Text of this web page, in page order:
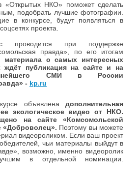
«Открытых НКО» поможет сделать
подобрать лучшие фотографии.
в конкурсе, будут появляться в
проекта.
проводится при поддержке
правда», по его итогам
материала о самых интересных
ждёт публикация на сайте и на
СМИ в России
- kp.ru
объявлена дополнительная
экологическое видео от НКО.
на сайте «Комсомольской
«Доброволец». Поэтому вы можете
видеороликом. Если ваш проект
чьи материалы выйдут в
возможно, именно видеоролик
в отдельной номинации.